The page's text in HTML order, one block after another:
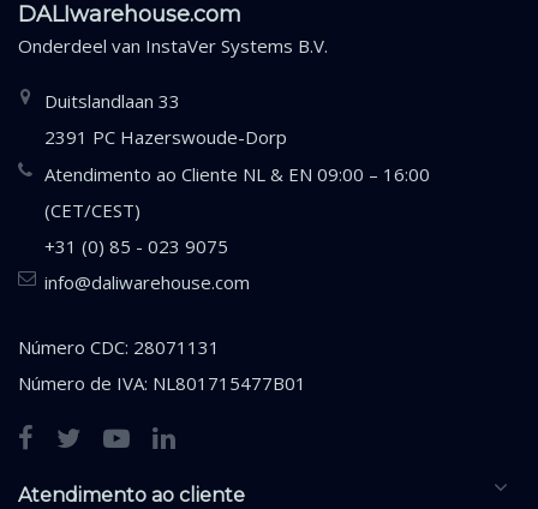
DALIwarehouse.com
Onderdeel van InstaVer Systems B.V.
Duitslandlaan 33
2391 PC Hazerswoude-Dorp
Atendimento ao Cliente NL & EN 09:00 – 16:00
(CET/CEST)
+31 (0) 85 - 023 9075
info@daliwarehouse.com
Número CDC: 28071131
Número de IVA: NL801715477B01
Atendimento ao cliente